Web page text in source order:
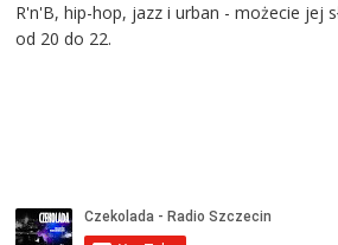
R'n'B, hip-hop, jazz i urban - możecie jej
od 20 do 22.